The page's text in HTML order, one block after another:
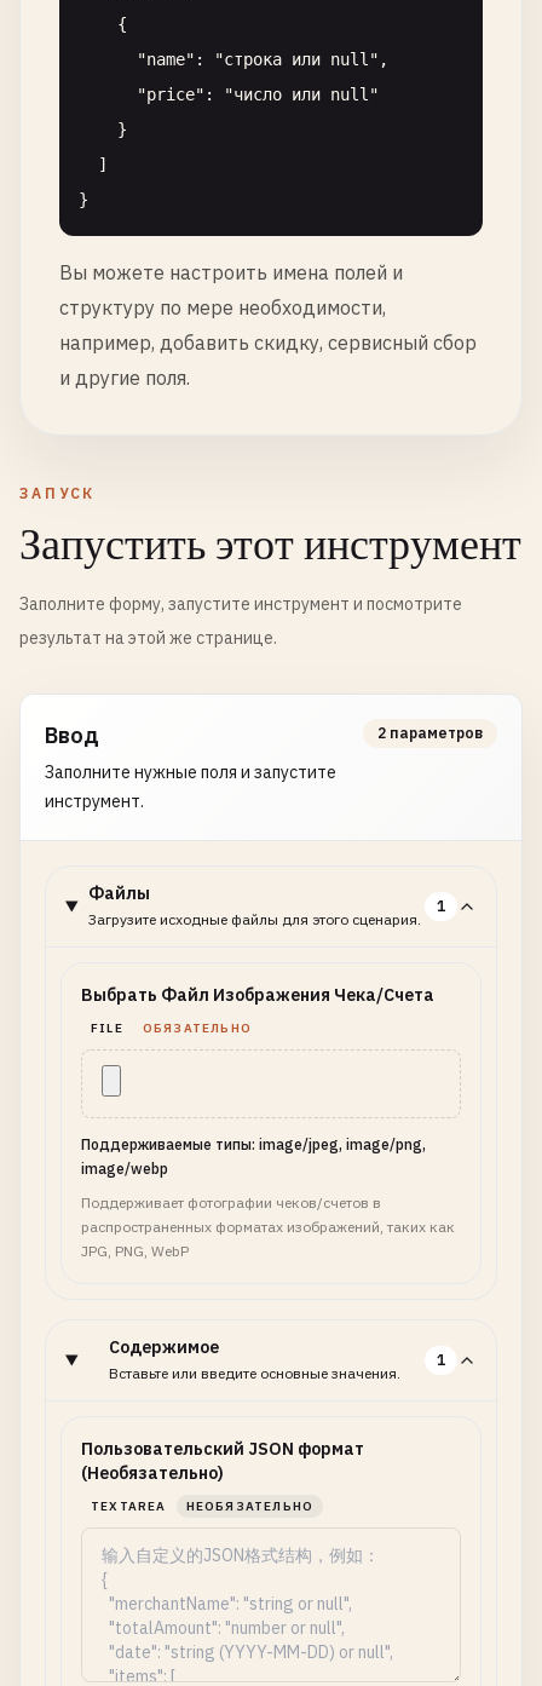
    {
      "name": "строка или null",
      "price": "число или null"
    }
  ]
Вы можете настроить имена полей и
структуру по мере необходимости,
например, добавить скидку, сервисный сбор
и другие поля.
ЗАПУСК
Запустить этот инструмент
Заполните форму, запустите инструмент и посмотрите
результат на этой же странице.
Ввод
Заполните нужные поля и запустите
инструмент.
2 параметров
Файлы
Загрузите исходные файлы для этого сценария.
1
Выбрать Файл Изображения Чека/Счета
FILE ОБЯЗАТЕЛЬНО
Поддерживаемые типы: image/jpeg, image/png,
image/webp
Поддерживает фотографии чеков/счетов в
распространенных форматах изображений, таких как
JPG, PNG, WebP
Содержимое
Вставьте или введите основные значения.
1
Пользовательский JSON формат
(Необязательно)
TEXTAREA НЕОБЯЗАТЕЛЬНО